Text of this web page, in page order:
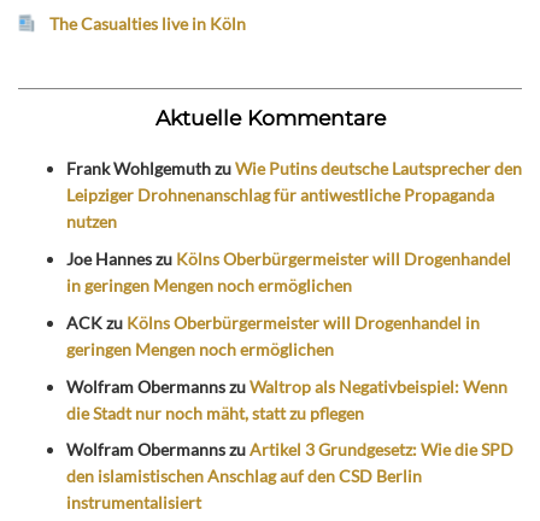
The Casualties live in Köln
Aktuelle Kommentare
Frank WohlgemuthzuWie Putins deutsche Lautsprecher den
Leipziger Drohnenanschlag für antiwestliche Propaganda
nutzen
Joe Hanneszu Kölns Oberbürgermeister will Drogenhandel
in geringen Mengen noch ermöglichen
ACKzu Kölns Oberbürgermeister will Drogenhandel in
geringen Mengen noch ermöglichen
Wolfram ObermannszuWaltrop als Negativbeispiel: Wenn
die Stadt nur noch mäht, statt zu pflegen
Wolfram ObermannszuArtikel 3 Grundgesetz: Wie die SPD
den islamistischen Anschlag auf den CSD Berlin
instrumentalisiert